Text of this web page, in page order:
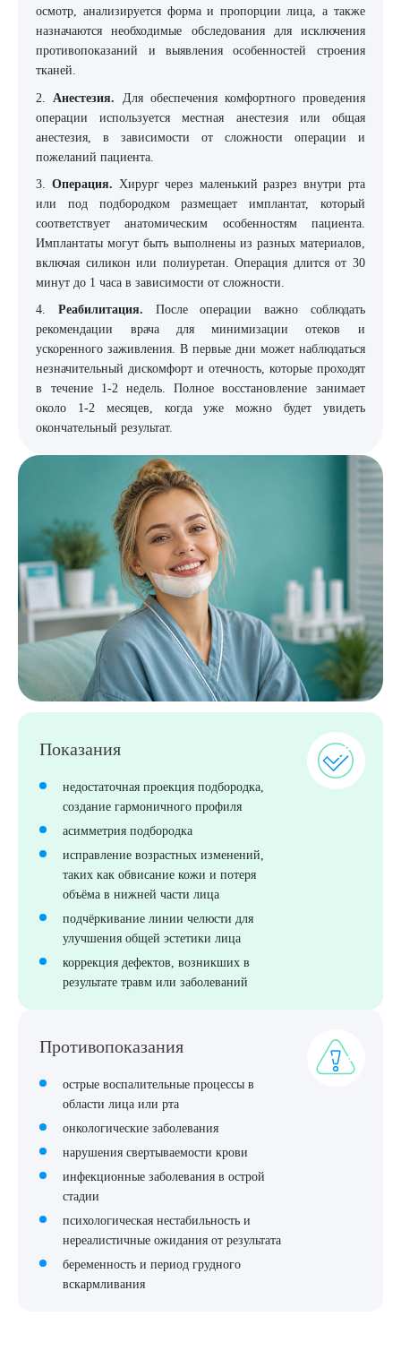
осмотр, анализируется форма и пропорции лица, а также
назначаются необходимые обследования для исключения
противопоказаний и выявления особенностей строения
тканей.
2. Анестезия. Для обеспечения комфортного проведения
операции используется местная анестезия или общая
анестезия, в зависимости от сложности операции и
пожеланий пациента.
3.Операция. Хирург через маленький разрез внутри рта
или под подбородком размещает имплантат, который
соответствует анатомическим особенностям пациента.
Имплантаты могут быть выполнены из разных материалов,
включая силикон или полиуретан. Операция длится от 30
минут до 1 часа в зависимости от сложности.
4.Реабилитация. После операции важно соблюдать
рекомендации врача для минимизации отеков и
ускоренного заживления. В первые дни может наблюдаться
незначительный дискомфорт и отечность, которые проходят
в течение 1-2 недель. Полное восстановление занимает
около 1-2 месяцев, когда уже можно будет увидеть
окончательный результат.
Показания
недостаточная проекция подбородка,
создание гармоничного профиля
асимметрия подбородка
исправление возрастных изменений,
таких как обвисание кожи и потеря
объёма в нижней части лица
подчёркивание линии челюсти для
улучшения общей эстетики лица
коррекция дефектов, возникших в
результате травм или заболеваний
Противопоказания
острые воспалительные процессы в
области лица или рта
онкологические заболевания
нарушения свертываемости крови
инфекционные заболевания в острой
стадии
психологическая нестабильность и
нереалистичные ожидания от результата
беременность и период грудного
вскармливания
ОТПРАВИТЬ
Я даю согласие наобработку персональных данных
Выберите сопутствующую услугу
ПОДТВЕРДИТЬ